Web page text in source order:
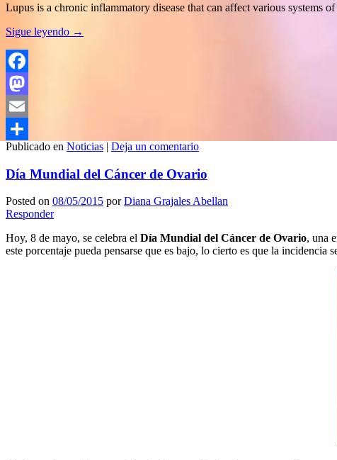
Lupus is a chronic inflammatory disease that can affect various systems
Sigue leyendo →
Facebook
Mastodon
Email
Compartir
Publicado en Noticias | Deja un comentario
Día Mundial del Cáncer de Ovario
Posted on 08/05/2015 porDiana Grajales Abellan
Responder
Hoy, 8 de mayo, se celebra el Día Mundial del Cáncer de Ovario, una
este porcentaje pueda pensarse que es bajo, lo cierto es que la incidencia